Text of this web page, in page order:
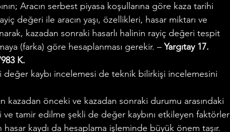
Aracın serbest piyasa koşullarına göre kaza tarihi
değeri ile aracın yaşı, özellikleri, hasar miktarı ve
kazadan sonraki hasarlı halinin rayiç değeri tespit
(farka) göre hesaplanması gerekir. – Yargıtay 17.
K.
değer kaybı incelemesi de teknik bilirkişi incelemesini
kazadan önceki ve kazadan sonraki durumu arasındaki
tamir edilme şekli de değer kaybını etkileyen faktörler
hasar kaydı da hesaplama işleminde büyük önem taşır.